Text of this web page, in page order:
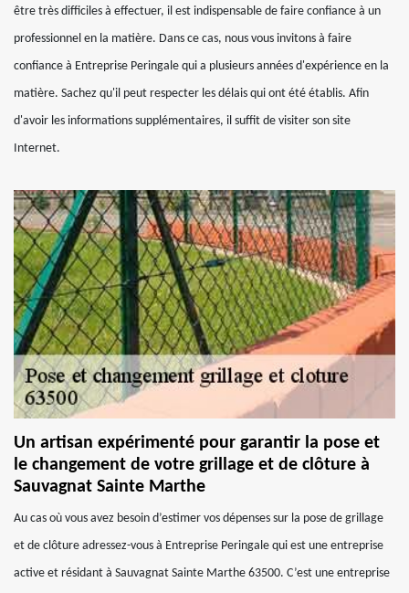
être très difficiles à effectuer, il est indispensable de faire confiance à un
professionnel en la matière. Dans ce cas, nous vous invitons à faire
confiance à Entreprise Peringale qui a plusieurs années d'expérience en la
matière. Sachez qu'il peut respecter les délais qui ont été établis. Afin
d'avoir les informations supplémentaires, il suffit de visiter son site
Internet.
Un artisan expérimenté pour garantir la pose et
le changement de votre grillage et de clôture à
Sauvagnat Sainte Marthe
Au cas où vous avez besoin d’estimer vos dépenses sur la pose de grillage
et de clôture adressez-vous à Entreprise Peringale qui est une entreprise
active et résidant à Sauvagnat Sainte Marthe 63500. C’est une entreprise